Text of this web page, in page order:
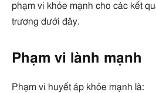
phạm vi khỏe mạnh cho các kết
trương dưới đây.
Phạm vi lành mạnh
Phạm vi huyết áp khỏe mạnh là: